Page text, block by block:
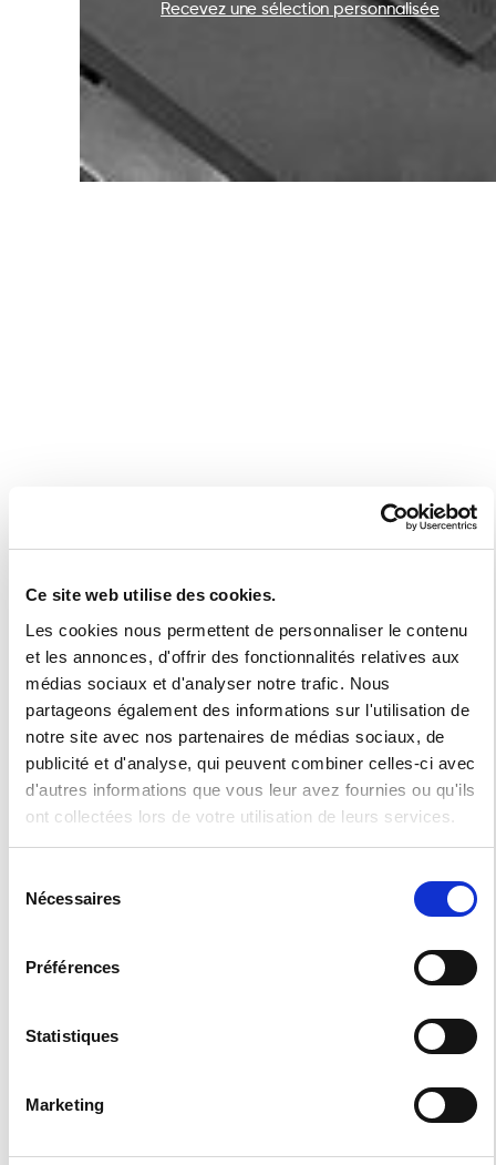
Ce site web utilise des cookies.
Les cookies nous permettent de personnaliser le contenu
et les annonces, d'offrir des fonctionnalités relatives aux
médias sociaux et d'analyser notre trafic. Nous
partageons également des informations sur l'utilisation de
notre site avec nos partenaires de médias sociaux, de
publicité et d'analyse, qui peuvent combiner celles-ci avec
d'autres informations que vous leur avez fournies ou qu'ils
ont collectées lors de votre utilisation de leurs services.
Nécessaires
Préférences
Statistiques
Marketing
Recevez une sélection personnalisée